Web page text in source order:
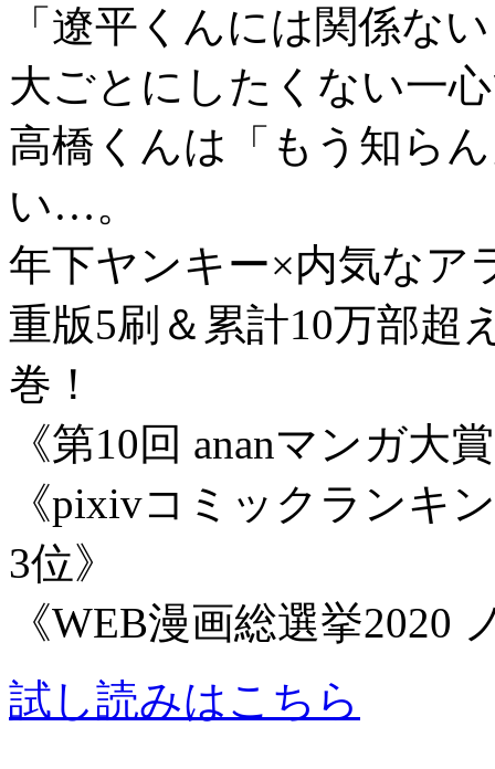
「遼平くんには関係な
大ごとにしたくない一
高橋くんは「もう知ら
い…。
年下ヤンキー×内気なア
重版5刷＆累計10万部超
巻！
《第10回 ananマンガ大
《pixivコミックランキ
3位》
《WEB漫画総選挙2020
試し読みはこちら